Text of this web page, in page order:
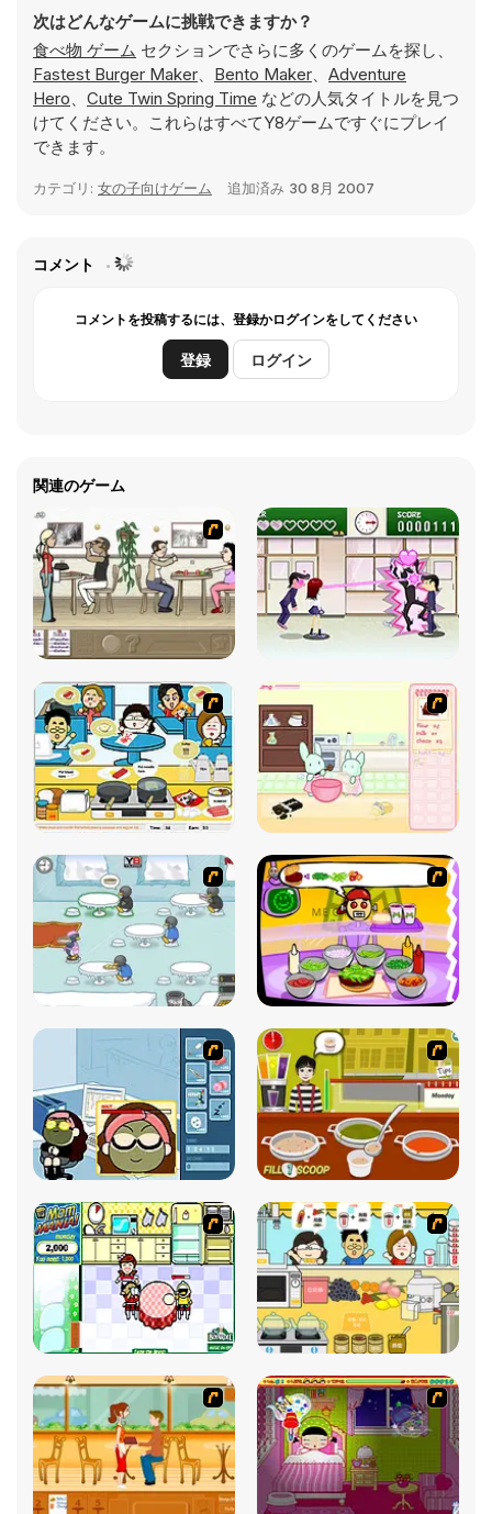
次はどんなゲームに挑戦できますか？
食べ物 ゲーム セクションでさらに多くのゲームを探し、
Fastest Burger Maker、 Bento Maker、 Adventure
Hero、 Cute Twin Spring Time などの人気タイトルを見つ
けてください。これらはすべてY8ゲームですぐにプレイ
できます。
カテゴリ: 女の子向けゲーム 追加済み 30 8月 2007
コメント
コメントを投稿するには、登録かログインをしてください
登録 ログイン
関連のゲーム